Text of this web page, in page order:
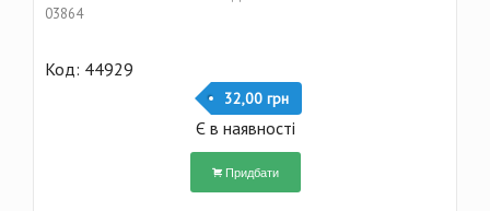
03864
Код: 44929
32,00 грн
Є в наявності
Придбати